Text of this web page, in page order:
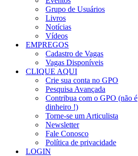
Grupo de Usuários
Livros
Notícias
Vídeos
EMPREGOS
Cadastro de Vagas
Vagas Disponíveis
CLIQUE AQUI
Crie sua conta no GPO
Pesquisa Avançada
Contribua com o GPO (não é
dinheiro !)
Torne-se um Articulista
Newsletter
Fale Conosco
Política de privacidade
LOGIN